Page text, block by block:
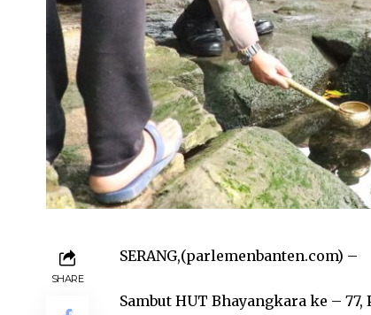
SHARE
SERANG,(parlemenbanten.com) –
Sambut HUT Bhayangkara ke –